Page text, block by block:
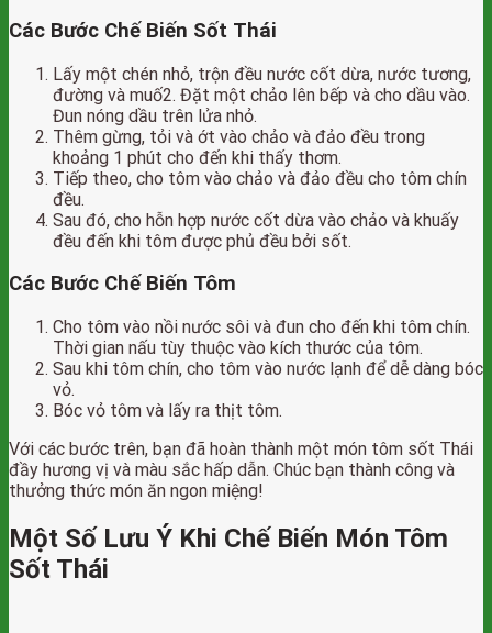
Các Bước Chế Biến Sốt Thái
Lấy một chén nhỏ, trộn đều nước cốt dừa, nước tương,
đường và muố2. Đặt một chảo lên bếp và cho dầu vào.
Đun nóng dầu trên lửa nhỏ.
Thêm gừng, tỏi và ớt vào chảo và đảo đều trong
khoảng 1 phút cho đến khi thấy thơm.
Tiếp theo, cho tôm vào chảo và đảo đều cho tôm chín
đều.
Sau đó, cho hỗn hợp nước cốt dừa vào chảo và khuấy
đều đến khi tôm được phủ đều bởi sốt.
Các Bước Chế Biến Tôm
Cho tôm vào nồi nước sôi và đun cho đến khi tôm chín.
Thời gian nấu tùy thuộc vào kích thước của tôm.
Sau khi tôm chín, cho tôm vào nước lạnh để dễ dàng bóc
vỏ.
Bóc vỏ tôm và lấy ra thịt tôm.
Với các bước trên, bạn đã hoàn thành một món tôm sốt Thái
đầy hương vị và màu sắc hấp dẫn. Chúc bạn thành công và
thưởng thức món ăn ngon miệng!
Một Số Lưu Ý Khi Chế Biến Món Tôm
Sốt Thái